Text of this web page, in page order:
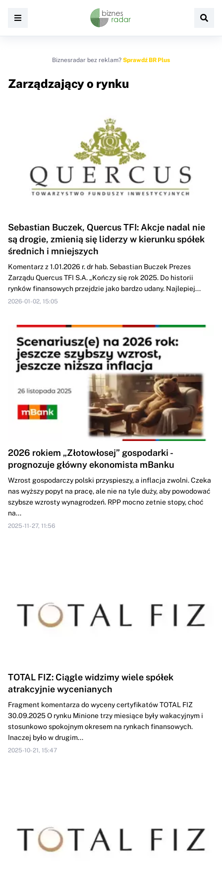
Biznesradar bez reklam? Sprawdź BR Plus
Zarządzający o rynku
Sebastian Buczek, Quercus TFI: Akcje nadal nie
są drogie, zmienią się liderzy w kierunku spółek
średnich i mniejszych
Komentarz z 1.01.2026 r. dr hab. Sebastian Buczek Prezes
Zarządu Quercus TFI S.A. „Kończy się rok 2025. Do historii
rynków finansowych przejdzie jako bardzo udany. Najlepiej...
2026-01-02, 15:05
2026 rokiem „Złotowłosej” gospodarki -
prognozuje główny ekonomista mBanku
Wzrost gospodarczy polski przyspieszy, a inflacja zwolni. Czeka
nas wyższy popyt na pracę, ale nie na tyle duży, aby powodować
szybsze wzrosty wynagrodzeń. RPP mocno zetnie stopy, choć
na...
2025-11-27, 11:56
TOTAL FIZ: Ciągle widzimy wiele spółek
atrakcyjnie wycenianych
Fragment komentarza do wyceny certyfikatów TOTAL FIZ
30.09.2025 O rynku Minione trzy miesiące były wakacyjnym i
stosunkowo spokojnym okresem na rynkach finansowych.
Inaczej było w drugim...
2025-10-21, 15:47